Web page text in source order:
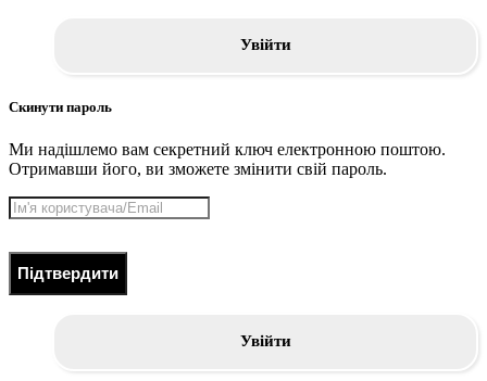
Увійти
Скинути пароль
Ми надішлемо вам секретний ключ електронною поштою.
Отримавши його, ви зможете змінити свій пароль.
Підтвердити
Увійти